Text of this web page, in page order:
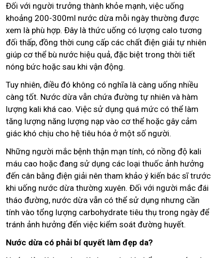
Đối với người trưởng thành khỏe mạnh, việc uống
khoảng 200-300ml nước dừa mỗi ngày thường được
xem là phù hợp. Đây là thức uống có lượng calo tương
đối thấp, đồng thời cung cấp các chất điện giải tự nhiên
giúp cơ thể bù nước hiệu quả, đặc biệt trong thời tiết
nóng bức hoặc sau khi vận động.
Tuy nhiên, điều đó không có nghĩa là càng uống nhiều
càng tốt. Nước dừa vẫn chứa đường tự nhiên và hàm
lượng kali khá cao. Việc sử dụng quá mức có thể làm
tăng lượng năng lượng nạp vào cơ thể hoặc gây cảm
giác khó chịu cho hệ tiêu hóa ở một số người.
Những người mắc bệnh thận mạn tính, có nồng độ kali
máu cao hoặc đang sử dụng các loại thuốc ảnh hưởng
đến cân bằng điện giải nên tham khảo ý kiến bác sĩ trước
khi uống nước dừa thường xuyên. Đối với người mắc đái
tháo đường, nước dừa vẫn có thể sử dụng nhưng cần
tính vào tổng lượng carbohydrate tiêu thụ trong ngày để
tránh ảnh hưởng đến việc kiểm soát đường huyết.
Nước dừa có phải bí quyết làm đẹp da?